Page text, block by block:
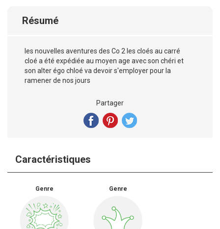
Résumé
les nouvelles aventures des Co 2 les cloés au carré
cloé a été expédiée au moyen age avec son chéri et
son alter égo chloé va devoir s'employer pour la
ramener de nos jours
Partager
Caractéristiques
Genre Genre